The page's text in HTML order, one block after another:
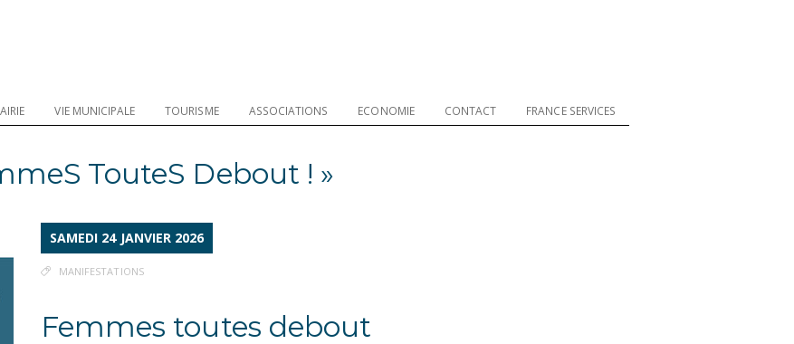
VIE MUNICIPALE TOURISME ASSOCIATIONS ECONOMIE CONTACT FRANCE SERVICES
TouteS Debout ! »
SAMEDI 24 JANVIER 2026
MANIFESTATIONS
Femmes toutes debout